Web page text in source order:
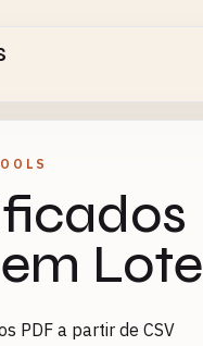
Lote
PDF a partir de CSV